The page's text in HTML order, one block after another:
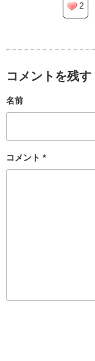
2
コメントを残す
コメント *
名前